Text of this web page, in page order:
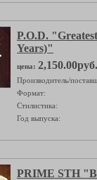
P.O.D.
Years)"
цена: 2,150.00руб.
Производитель/
Формат:
Стилистика:
Год выпуска:
PRIME STH